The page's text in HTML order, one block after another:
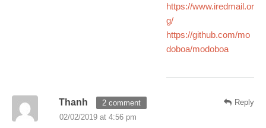
https://www.iredmail.or
g/
https://github.com/mo
doboa/modoboa
Reply
Thanh
2 comment
02/02/2019 at 4:56 pm